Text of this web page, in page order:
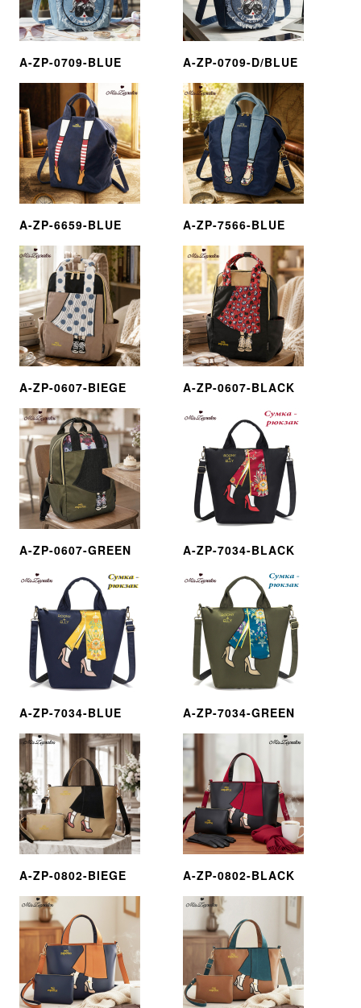
A-ZP-0709-BLUE A-ZP-0709-D/BLUE
A-ZP-6659-BLUE A-ZP-7566-BLUE
A-ZP-0607-BIEGE A-ZP-0607-BLACK
A-ZP-0607-GREEN A-ZP-7034-BLACK
A-ZP-7034-BLUE A-ZP-7034-GREEN
A-ZP-0802-BIEGE A-ZP-0802-BLACK